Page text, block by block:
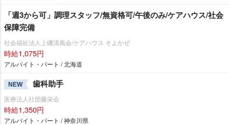
「週3から可」調理スタッフ/無資格可/午後のみ/ケアハウス/社会
保障完備
社会福祉法人上磯清風会/ケアハウス そよかぜ
時給1,075円
アルバイト・パート / 北海道
NEW 歯科助手
医療法人社団藤栄会
時給1,350円
アルバイト・パート / 神奈川県